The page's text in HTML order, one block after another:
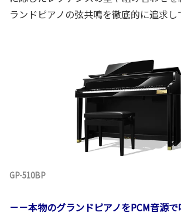
ランドピアノの弦共鳴を徹底的に追求し
GP-510BP
－－本物のグランドピアノをPCM音源